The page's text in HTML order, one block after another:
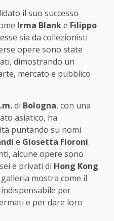
il suo successo
Irma Blanke Filippo
sia da collezionisti
opere sono state
dimostrando un
mercato e pubblico
di Bologna, con una
asiatico, ha
puntando su nomi
e Giosetta Fioroni.
alcune opere sono
e privati di Hong Kong.
mostra come il
per
e per dare loro